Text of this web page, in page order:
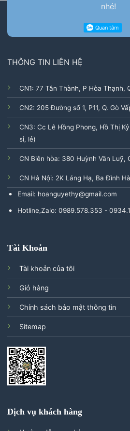
nhé!
THÔNG TIN LIÊN HỆ
CN1: 77 Tân Thành, P Hòa Thạnh,
CN2: 205 Đường số 1, P11, Q. Gò
CN3: Cc Lê Hồng Phong, Hồ Thị
sỉ, lẻ)
CN Biên hòa: 380 Huỳnh Văn Luỹ,
CN Hà Nội: 2K Láng Hạ, Ba Đình
Email: hoanguyethy@gmail.com
Hotline,Zalo: 0989.578.353 -
Tài Khoản
Tài khoản của tôi
Giỏ hàng
Chính sách bảo mật thông tin
Sitemap
Dịch vụ khách hàng